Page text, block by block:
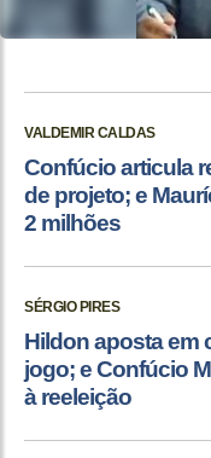
VALDEMIR CALDAS
Confúcio articula
de projeto; e
2 milhões
SÉRGIO PIRES
Hildon aposta em
jogo; e Confúcio
à reeleição